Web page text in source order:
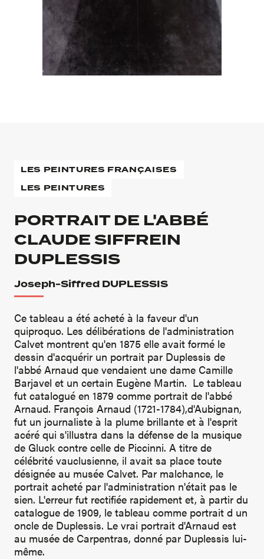
LES PEINTURES FRANÇAISES
LES PEINTURES
PORTRAIT DE L'ABBÉ
CLAUDE SIFFREIN
DUPLESSIS
Joseph-Siffred DUPLESSIS
Ce tableau a été acheté à la faveur d'un
quiproquo. Les délibérations de l'administration
Calvet montrent qu'en 1875 elle avait formé le
dessin d'acquérir un portrait par Duplessis de
l'abbé Arnaud que vendaient une dame Camille
Barjavel et un certain Eugène Martin. Le tableau
fut catalogué en 1879 comme portrait de l'abbé
Arnaud. François Arnaud (1721-1784),d'Aubignan,
fut un journaliste à la plume brillante et à l'esprit
acéré qui s'illustra dans la défense de la musique
de Gluck contre celle de Piccinni. A titre de
célébrité vauclusienne, il avait sa place toute
désignée au musée Calvet. Par malchance, le
portrait acheté par l'administration n'était pas le
sien. L'erreur fut rectifiée rapidement et, à partir du
catalogue de 1909, le tableau comme portrait d un
oncle de Duplessis. Le vrai portrait d'Arnaud est
au musée de Carpentras, donné par Duplessis lui-
même.